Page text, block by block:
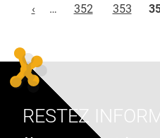
‹
… 352 353
RESTEZ